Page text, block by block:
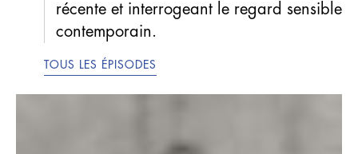
récente et interrogeant le regard sensible
contemporain.
TOUS LES ÉPISODES